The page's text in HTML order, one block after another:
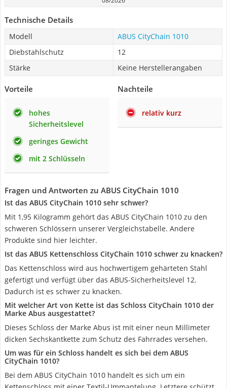
Technische Details
Modell
ABUS CityChain 1010
Diebstahlschutz
12
Stärke
Keine Herstellerangaben
Vorteile
hohes
Sicherheitslevel
geringes Gewicht
mit 2 Schlüsseln
Nachteile
relativ kurz
Fragen und Antworten zu ABUS CityChain 1010
Ist das ABUS CityChain 1010 sehr schwer?
Mit 1,95 Kilogramm gehört das ABUS CityChain 1010 zu den
schweren Schlössern unserer Vergleichstabelle. Andere
Produkte sind hier leichter.
Ist das ABUS Kettenschloss CityChain 1010 schwer zu knacken?
Das Kettenschloss wird aus hochwertigem gehärteten Stahl
gefertigt und verfügt über das ABUS-Sicherheitslevel 12.
Dadurch ist es schwer zu knacken.
Mit welcher Art von Kette ist das Schloss CityChain 1010 der
Marke Abus ausgestattet?
Dieses Schloss der Marke Abus ist mit einer neun Millimeter
dicken Sechskantkette zum Schutz des Fahrrades versehen.
Um was für ein Schloss handelt es sich bei dem ABUS
CityChain 1010?
Bei dem ABUS CityChain 1010 handelt es sich um ein